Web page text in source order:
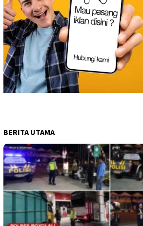
BERITA UTAMA